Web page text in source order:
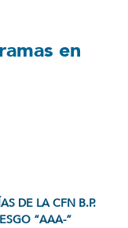
en
DE LA CFN B.P.
“AAA-”